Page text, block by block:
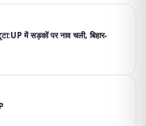
में सड़कों पर नाव चली, बिहार-